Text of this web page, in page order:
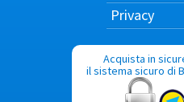
Privacy
Acquista in
il sistema sicuro di